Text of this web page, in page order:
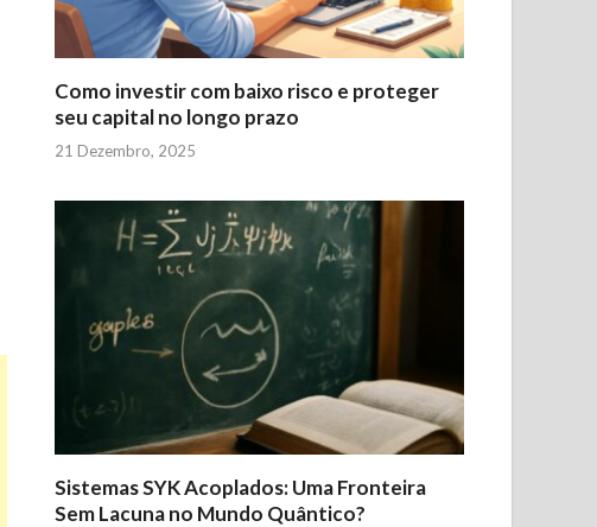
Como investir com baixo risco e proteger
seu capital no longo prazo
21 Dezembro, 2025
Sistemas SYK Acoplados: Uma Fronteira
Sem Lacuna no Mundo Quântico?